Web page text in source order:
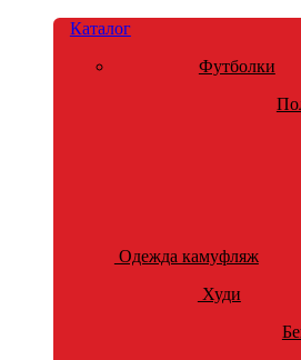
Каталог
Футболки
Одежда камуфляж
Худи